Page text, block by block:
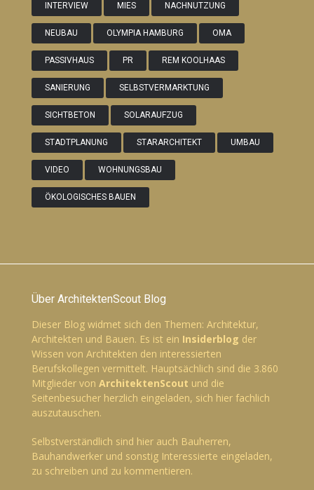
INTERVIEW MIES NACHNUTZUNG
NEUBAU OLYMPIA HAMBURG OMA
PASSIVHAUS PR REM KOOLHAAS
SANIERUNG SELBSTVERMARKTUNG
SICHTBETON SOLARAUFZUG
STADTPLANUNG STARARCHITEKT UMBAU
VIDEO WOHNUNGSBAU
ÖKOLOGISCHES BAUEN
Über ArchitektenScout Blog
Dieser Blog widmet sich den Themen: Architektur,
Architekten und Bauen. Es ist ein Insiderblog der
Wissen von Architekten den interessierten
Berufskollegen vermittelt. Hauptsächlich sind die 3.860
Mitglieder von ArchitektenScout und die
Seitenbesucher herzlich eingeladen, sich hier fachlich
auszutauschen.
Selbstverständlich sind hier auch Bauherren,
Bauhandwerker und sonstig Interessierte eingeladen,
zu schreiben und zu kommentieren.